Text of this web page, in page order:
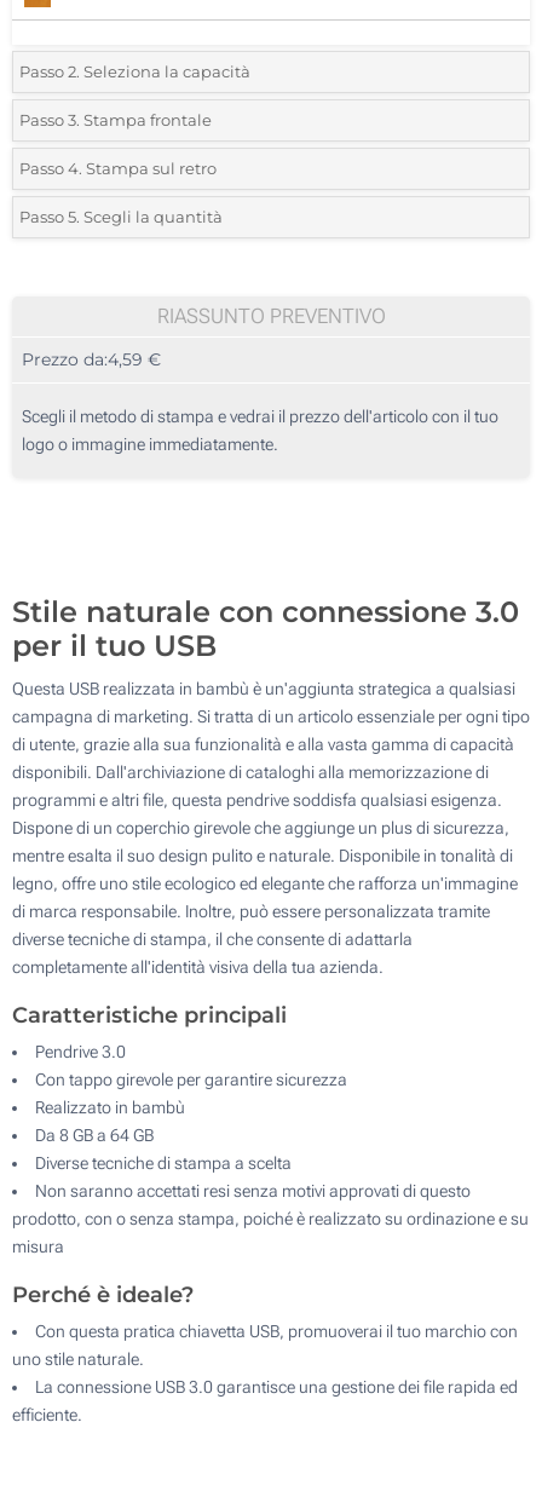
Passo 2. Seleziona la capacità
8 GB
16 GB
32 GB
Passo 3. Stampa frontale
*Seleziona la tecnica di personalizzazione e il numero di colori per il
tuo logo:
Serigrafia a 1 Colore
Serigrafia a 3 Colori
Serigrafia a 4 Colori
Passo 4. Stampa sul retro
*Seleziona la tecnica di personalizzazione e il numero di colori per il
tuo logo:
Serigrafia a 4 Colori
Senza Stampa
Passo 5. Scegli la quantità
200
500
1000
RIASSUNTO PREVENTIVO
Prezzo da:4,59 €
Scegli il metodo di stampa e vedrai il prezzo dell'articolo con il tuo
logo o immagine immediatamente.
Stile naturale con connessione 3.0
per il tuo USB
Questa USB realizzata in bambù è un'aggiunta strategica a qualsiasi
campagna di marketing. Si tratta di un articolo essenziale per ogni tipo
di utente, grazie alla sua funzionalità e alla vasta gamma di capacità
disponibili. Dall'archiviazione di cataloghi alla memorizzazione di
programmi e altri file, questa pendrive soddisfa qualsiasi esigenza.
Dispone di un coperchio girevole che aggiunge un plus di sicurezza,
mentre esalta il suo design pulito e naturale. Disponibile in tonalità di
legno, offre uno stile ecologico ed elegante che rafforza un'immagine
di marca responsabile. Inoltre, può essere personalizzata tramite
diverse tecniche di stampa, il che consente di adattarla
completamente all'identità visiva della tua azienda.
Caratteristiche principali
Pendrive 3.0
Con tappo girevole per garantire sicurezza
Realizzato in bambù
Da 8 GB a 64 GB
Diverse tecniche di stampa a scelta
Non saranno accettati resi senza motivi approvati di questo
prodotto, con o senza stampa, poiché è realizzato su ordinazione e su
misura
Perché è ideale?
Con questa pratica chiavetta USB, promuoverai il tuo marchio con
uno stile naturale.
La connessione USB 3.0 garantisce una gestione dei file rapida ed
efficiente.